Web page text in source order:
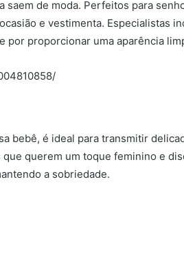
saem de moda. Perfeitos para
e vestimenta. Especialistas
por proporcionar uma aparência
bebê, é ideal para transmitir
querem um toque feminino e
a sobriedade.